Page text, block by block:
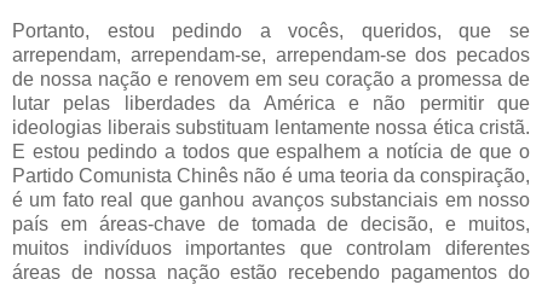
Portanto, estou pedindo a vocês, queridos, que se
arrependam, arrependam-se, arrependam-se dos pecados
de nossa nação e renovem em seu coração a promessa de
lutar pelas liberdades da América e não permitir que
ideologias liberais substituam lentamente nossa ética cristã.
E estou pedindo a todos que espalhem a notícia de que o
Partido Comunista Chinês não é uma teoria da conspiração,
é um fato real que ganhou avanços substanciais em nosso
país em áreas-chave de tomada de decisão, e muitos,
muitos indivíduos importantes que controlam diferentes
áreas de nossa nação estão recebendo pagamentos do